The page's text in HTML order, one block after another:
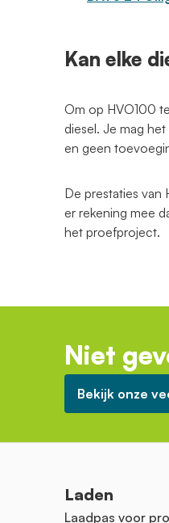
Kan elke
Om op HVO100
diesel. Je mag
en geen
De prestaties van
er rekening mee
het proefproject.
Niet
Bekijk onze
Laden
Laadpas voor